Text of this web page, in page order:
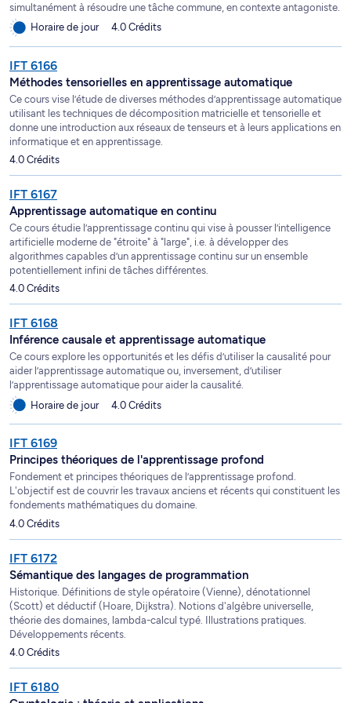
simultanément à résoudre une tâche commune, en contexte antagoniste.
Horaire de jour
4.0 Crédits
IFT 6166
Méthodes tensorielles en apprentissage automatique
Ce cours vise l’étude de diverses méthodes d’apprentissage automatique
utilisant les techniques de décomposition matricielle et tensorielle et
donne une introduction aux réseaux de tenseurs et à leurs applications en
informatique et en apprentissage.
4.0 Crédits
IFT 6167
Apprentissage automatique en continu
Ce cours étudie l’apprentissage continu qui vise à pousser l’intelligence
artificielle moderne de "étroite" à "large", i.e. à développer des
algorithmes capables d’un apprentissage continu sur un ensemble
potentiellement infini de tâches différentes.
4.0 Crédits
IFT 6168
Inférence causale et apprentissage automatique
Ce cours explore les opportunités et les défis d’utiliser la causalité pour
aider l’apprentissage automatique ou, inversement, d’utiliser
l’apprentissage automatique pour aider la causalité.
Horaire de jour
4.0 Crédits
IFT 6169
Principes théoriques de l'apprentissage profond
Fondement et principes théoriques de l’apprentissage profond.
L'objectif est de couvrir les travaux anciens et récents qui constituent les
fondements mathématiques du domaine.
4.0 Crédits
IFT 6172
Sémantique des langages de programmation
Historique. Définitions de style opératoire (Vienne), dénotationnel
(Scott) et déductif (Hoare, Dijkstra). Notions d'algèbre universelle,
théorie des domaines, lambda-calcul typé. Illustrations pratiques.
Développements récents.
4.0 Crédits
IFT 6180